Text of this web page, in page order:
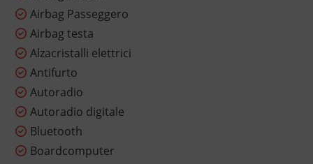
Airbag Passeggero
Airbag testa
Alzacristalli elettrici
Antifurto
Autoradio
Autoradio digitale
Bluetooth
Boardcomputer